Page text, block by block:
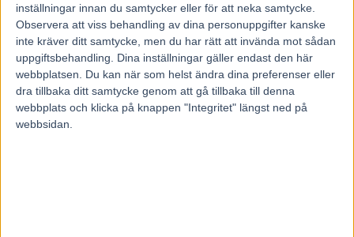
inställningar innan du samtycker eller för att neka samtycke.
Observera att viss behandling av dina personuppgifter kanske
inte kräver ditt samtycke, men du har rätt att invända mot sådan
uppgiftsbehandling. Dina inställningar gäller endast den här
webbplatsen. Du kan när som helst ändra dina preferenser eller
dra tillbaka ditt samtycke genom att gå tillbaka till denna
webbplats och klicka på knappen "Integritet" längst ned på
webbsidan.
KOMMENTERA ARTIKELN